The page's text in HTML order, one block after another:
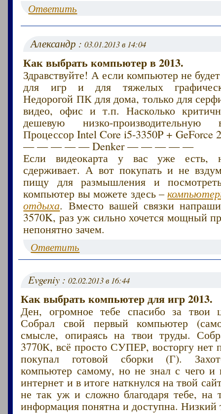
Ответить
Александр :03.01.2013 в 14:04
Как выбрать компьютер в 2013.
Здравствуйте! А если компьютер не
для игр и для тяжелых
Недорогой ПК для дома, только для
видео, офис и т.п. Насколько
дешевую низко-производительную
Процессор Intel Core i5-3350P + GeForce
— — — — — Denker — — — — —
Если видеокарта у вас уже есть,
сдерживает. А вот покупать и не
пищу для размышления и
компьютер вы можете здесь –
отдыха. Вместо вашей связки
3570K, раз уж сильно хочется мощный
непонятно зачем.
Ответить
Evgeniy :02.02.2013 в 16:44
Как выбрать компьютер для игр 2013.
Ден, огромное тебе спасибо за твои
Собрал свой первый компьютер
смысле, опираясь на твои труды.
3770К, всё просто СУПЕР, восторгу нет
покупал готовой сборки (Г).
компьютер самому, но не знал с чего и
интернет и в итоге наткнулся на твой
не так уж и сложно благодаря тебе, на
информация понятна и доступна. Низкий